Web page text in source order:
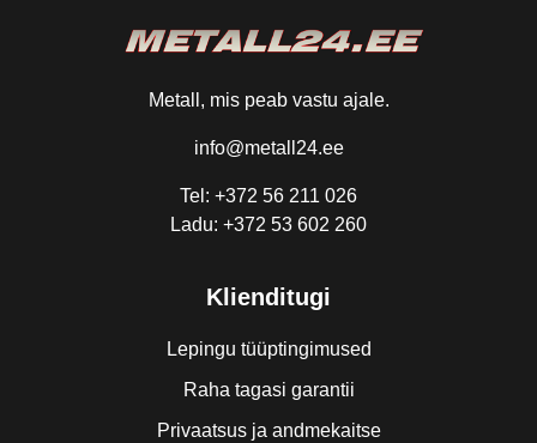
Metall, mis peab vastu ajale.
info@metall24.ee
Tel: +372 56 211 026
Ladu: +372 53 602 260
Klienditugi
Lepingu tüüptingimused
Raha tagasi garantii
Privaatsus ja andmekaitse